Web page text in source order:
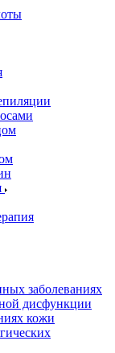
заболеваниях
дисфункции
кожи